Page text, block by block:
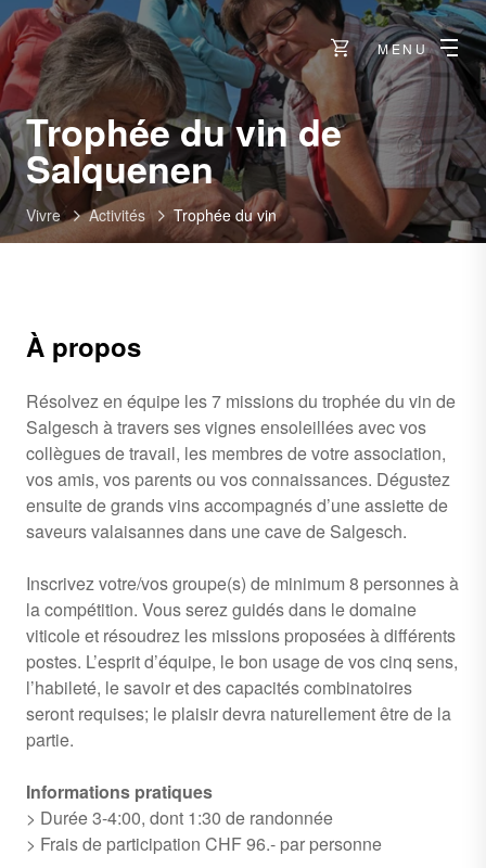
MENU
Trophée du vin de
Salquenen
Vivre Activités Trophée du vin
À propos
Résolvez en équipe les 7 missions du trophée du vin de
Salgesch à travers ses vignes ensoleillées avec vos
collègues de travail, les membres de votre association,
vos amis, vos parents ou vos connaissances. Dégustez
ensuite de grands vins accompagnés d’une assiette de
saveurs valaisannes dans une cave de Salgesch.
Inscrivez votre/vos groupe(s) de minimum 8 personnes à
la compétition. Vous serez guidés dans le domaine
viticole et résoudrez les missions proposées à différents
postes. L’esprit d’équipe, le bon usage de vos cinq sens,
l’habileté, le savoir et des capacités combinatoires
seront requises; le plaisir devra naturellement être de la
partie.
Informations pratiques
> Durée 3-4:00, dont 1:30 de randonnée
> Frais de participation CHF 96.- par personne